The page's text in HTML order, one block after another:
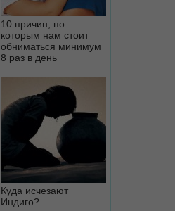
10 причин, по
которым нам стоит
обниматься минимум
8 раз в день
Куда исчезают
Индиго?